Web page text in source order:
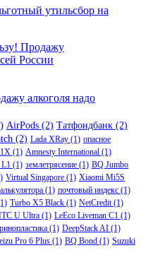
утильсбор на
алкоголя надо
AirPods (2) Татфондбанк (2)
(2) Lada XRay (1) опасное
(1) Amnesty International (1)
L1 (1) землетрясение (1) BQ Jumbo
Virtual Singapore (1) Xiaomi Mi5S
(1) почтовый индекс (1)
Turbo X5 Black (1) NetCredit(1)
U Ultra (1) LeEco Liveman C1 (1)
ринопластика (1) DeepStack AI (1)
Pro 6 Plus (1) BQ Bond (1) Suzuki